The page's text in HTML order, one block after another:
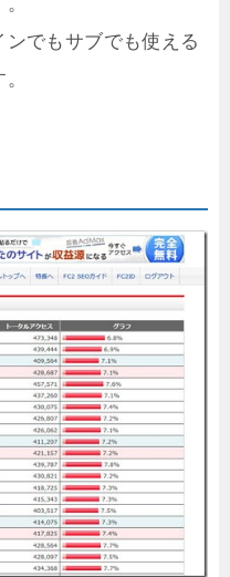
でもサブでも使える